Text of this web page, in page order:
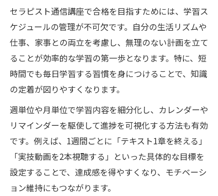
セラピスト通信講座で合格を目指すためには、学習ス
ケジュールの管理が不可欠です。自分の生活リズムや
仕事、家事との両立を考慮し、無理のない計画を立て
ることが効率的な学習の第一歩となります。特に、短
時間でも毎日学習する習慣を身につけることで、知識
の定着が図りやすくなります。
週単位や月単位で学習内容を細分化し、カレンダーや
リマインダーを駆使して進捗を可視化する方法も有効
です。例えば、1週間ごとに「テキスト1章を終える」
「実技動画を2本視聴する」といった具体的な目標を
設定することで、達成感を得やすくなり、モチベーシ
ョン維持にもつながります。